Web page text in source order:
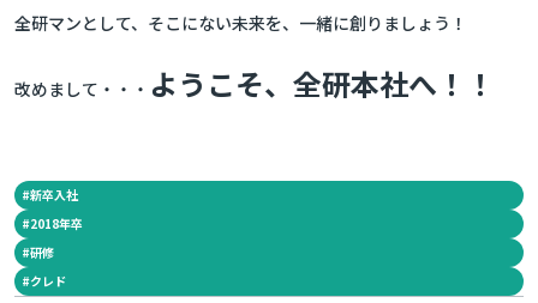
全研マンとして、そこにない未来を、一緒に創りましょう！
改めまして・・・ ようこそ、全研本社へ！！
#新卒入社
#2018年卒
#研修
#クレド